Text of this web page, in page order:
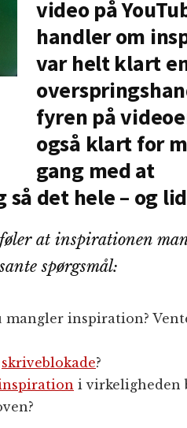
video på
handler om
var helt klart
fyren på
også klart for
gang med at
så det hele – og
at inspirationen
spørgsmål:
inspiration?
skriveblokade?
i virkeligheden